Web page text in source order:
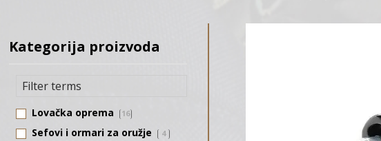
Kategorija proizvoda
Lovačka oprema 16
Sefovi i ormari za oružje 4